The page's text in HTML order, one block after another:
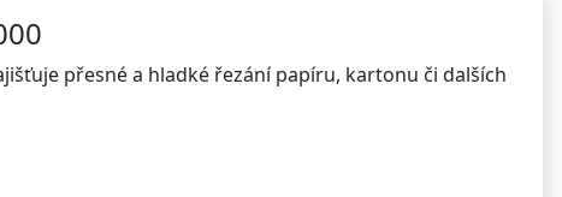
přesné a hladké řezání papíru, kartonu či dalších